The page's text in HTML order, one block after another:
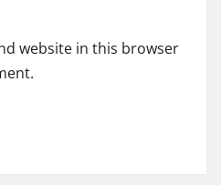
website in this browser